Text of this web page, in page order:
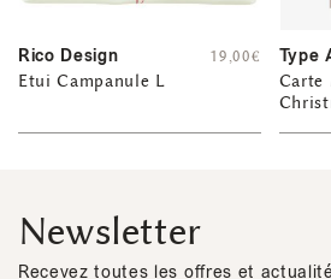
Rico Design
Etui Campanule L
19,00€ Type
Carte
Newsletter
Recevez toutes les offres et